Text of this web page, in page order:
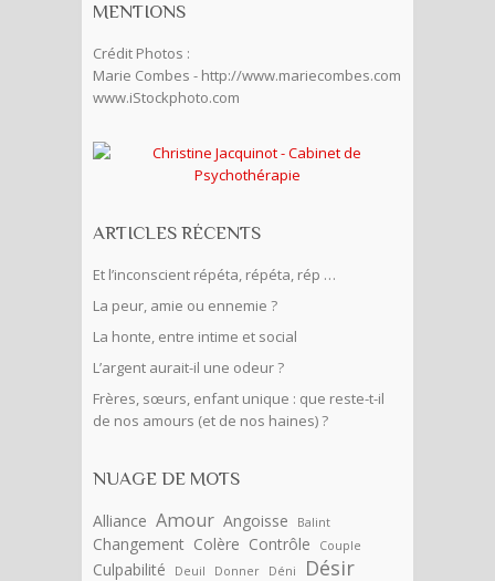
MENTIONS
Crédit Photos :
Marie Combes - http://www.mariecombes.com
www.iStockphoto.com
ARTICLES RÉCENTS
Et l’inconscient répéta, répéta, rép …
La peur, amie ou ennemie ?
La honte, entre intime et social
L’argent aurait-il une odeur ?
Frères, sœurs, enfant unique : que reste-t-il
de nos amours (et de nos haines) ?
NUAGE DE MOTS
Alliance Amour Angoisse Balint
Changement Colère Contrôle Couple
Culpabilité Deuil Donner Déni Désir